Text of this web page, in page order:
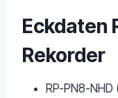
Eckdaten
Rekorder
RP-PN8-